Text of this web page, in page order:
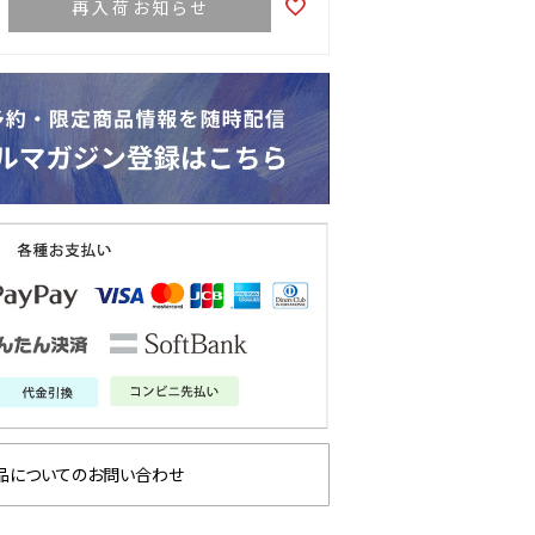
再入荷お知らせ
についてのお問い合わせ